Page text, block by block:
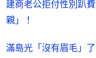
建商老公拒付性別趴
親」！
滿島光「沒有眉毛」